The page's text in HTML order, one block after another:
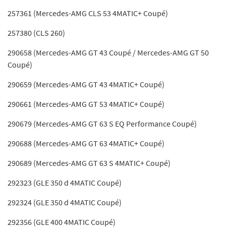
257361 (Mercedes-AMG CLS 53 4MATIC+ Coupé)
257380 (CLS 260)
290658 (Mercedes-AMG GT 43 Coupé / Mercedes-AMG GT 50
Coupé)
290659 (Mercedes-AMG GT 43 4MATIC+ Coupé)
290661 (Mercedes-AMG GT 53 4MATIC+ Coupé)
290679 (Mercedes-AMG GT 63 S EQ Performance Coupé)
290688 (Mercedes-AMG GT 63 4MATIC+ Coupé)
290689 (Mercedes-AMG GT 63 S 4MATIC+ Coupé)
292323 (GLE 350 d 4MATIC Coupé)
292324 (GLE 350 d 4MATIC Coupé)
292356 (GLE 400 4MATIC Coupé)